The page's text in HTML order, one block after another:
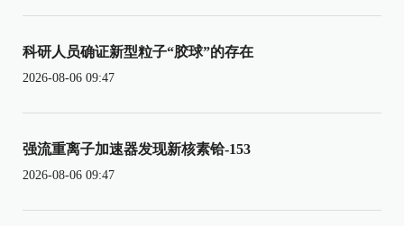
科研人员确证新型粒子“胶球”的存在
2026-08-06 09:47
强流重离子加速器发现新核素铪-153
2026-08-06 09:47